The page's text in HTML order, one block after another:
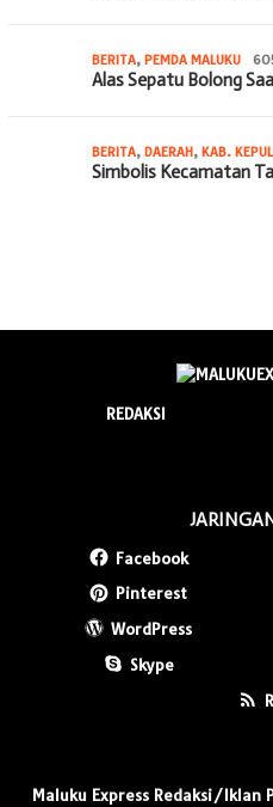
BERITA, PEMDA MALUKU
Alas Sepatu Bolong
BERITA, DAERAH, KAB.
Simbolis Kecamatan
REDAKSI
Facebook
Pinterest
WordPress
Skype
Maluku Express Redaksi/Iklan